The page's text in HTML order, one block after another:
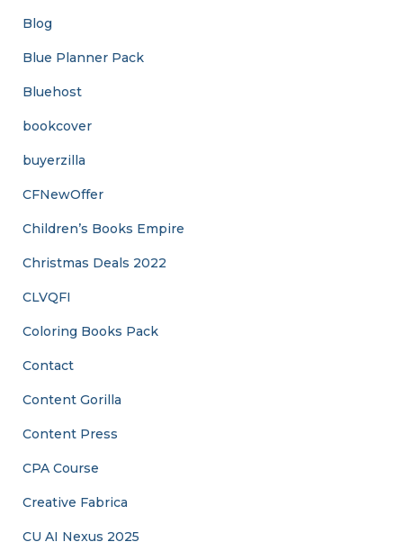
Blog
Blue Planner Pack
Bluehost
bookcover
buyerzilla
CFNewOffer
Children’s Books Empire
Christmas Deals 2022
CLVQFI
Coloring Books Pack
Contact
Content Gorilla
Content Press
CPA Course
Creative Fabrica
CU AI Nexus 2025